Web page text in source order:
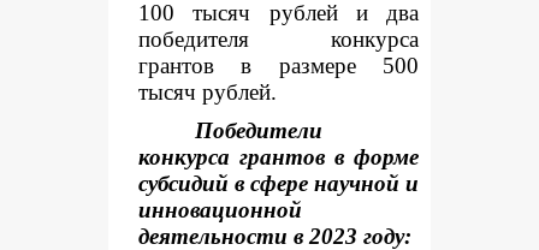
100 тысяч рублей и два
победителя конкурса
грантов в размере 500
тысяч рублей.
Победители
конкурса грантов в форме
субсидий в сфере научной и
инновационной
деятельности в 2023 году: